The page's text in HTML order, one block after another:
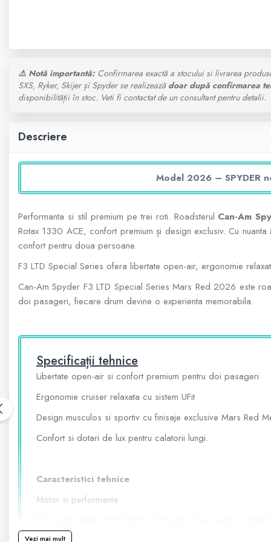
MODEL ATV CAN-AM
Can-Am Outlander
CAN-AM MY 2026
400 - 600 cmc. (65)
600 - 800 cmc. (29)
800 - 1000 cmc. (81)
SCUTERE
ATV COPII
MOTO COPII
ACCESORII ATV
ANVELOPE ATV
BULLBAR SSV
ACCESORII SSV
CUTII SSV
⚠️ Notă importantă: Confirmarea exactă a stocului si livrarea
SXS, Ryker, Skijer și Spyder se realizează doar după confirmarea
disponibilității în stoc. Veti fi contactat de un consultant pentru detalii.
Descriere
Model 2026 – SPYDER
Performanta si stil premium pe trei roti. Roadsterul Can-Am
Rotax 1330 ACE, confort premium și design exclusiv. Cu
confort pentru doua persoane.
F3 LTD Special Series ofera libertate open-air, ergonomie
Can-Am Spyder F3 LTD Special Series Mars Red 2026 este
doi pasageri, fiecare drum devine o experienta memorabila.
Specificații tehnice
Libertate open-air si confort premium pentru doi pasageri
Ergonomie cruiser relaxata cu sistem UFit
Design musculos si sportiv cu finisaje exclusive Mars Red
Confort si dotari de lux pentru calatorii lungi.
Caracteristici tehnice
Motor si performanta
Vezi mai mult